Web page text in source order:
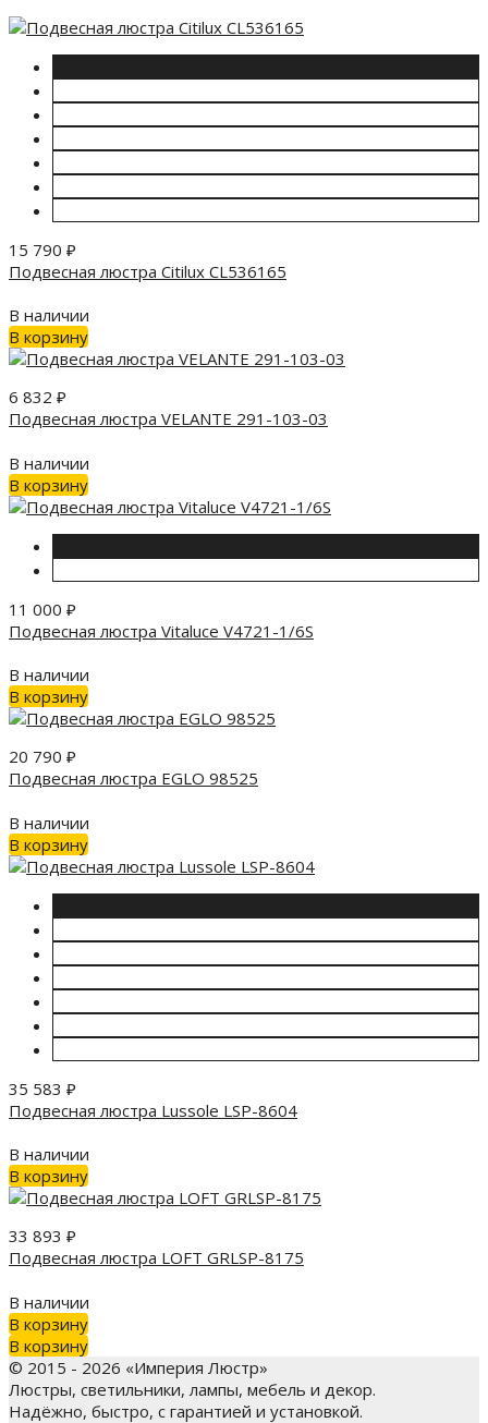
15 790 ₽
Подвесная люстра Citilux CL536165
В наличии
В корзину
6 832 ₽
Подвесная люстра VELANTE 291-103-03
В наличии
В корзину
11 000 ₽
Подвесная люстра Vitaluce V4721-1/6S
В наличии
В корзину
20 790 ₽
Подвесная люстра EGLO 98525
В наличии
В корзину
35 583 ₽
Подвесная люстра Lussole LSP-8604
В наличии
В корзину
33 893 ₽
Подвесная люстра LOFT GRLSP-8175
В наличии
В корзину
В корзину
© 2015 - 2026 «Империя Люстр»
Люстры, светильники, лампы, мебель и декор.
Надёжно, быстро, с гарантией и установкой.